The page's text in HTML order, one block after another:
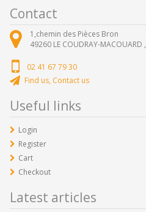
Contact
1,chemin des Pièces Bron
49260 LE COUDRAY-MACOUARD ,
02 41 67 79 30
Find us, Contact us
Useful links
Login
Register
Cart
Checkout
Latest articles